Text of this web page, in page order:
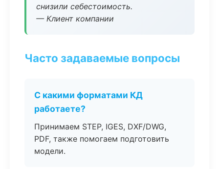
снизили себестоимость.
— Клиент компании
Часто задаваемые вопросы
С какими форматами КД
работаете?
Принимаем STEP, IGES, DXF/DWG,
PDF, также помогаем подготовить
модели.